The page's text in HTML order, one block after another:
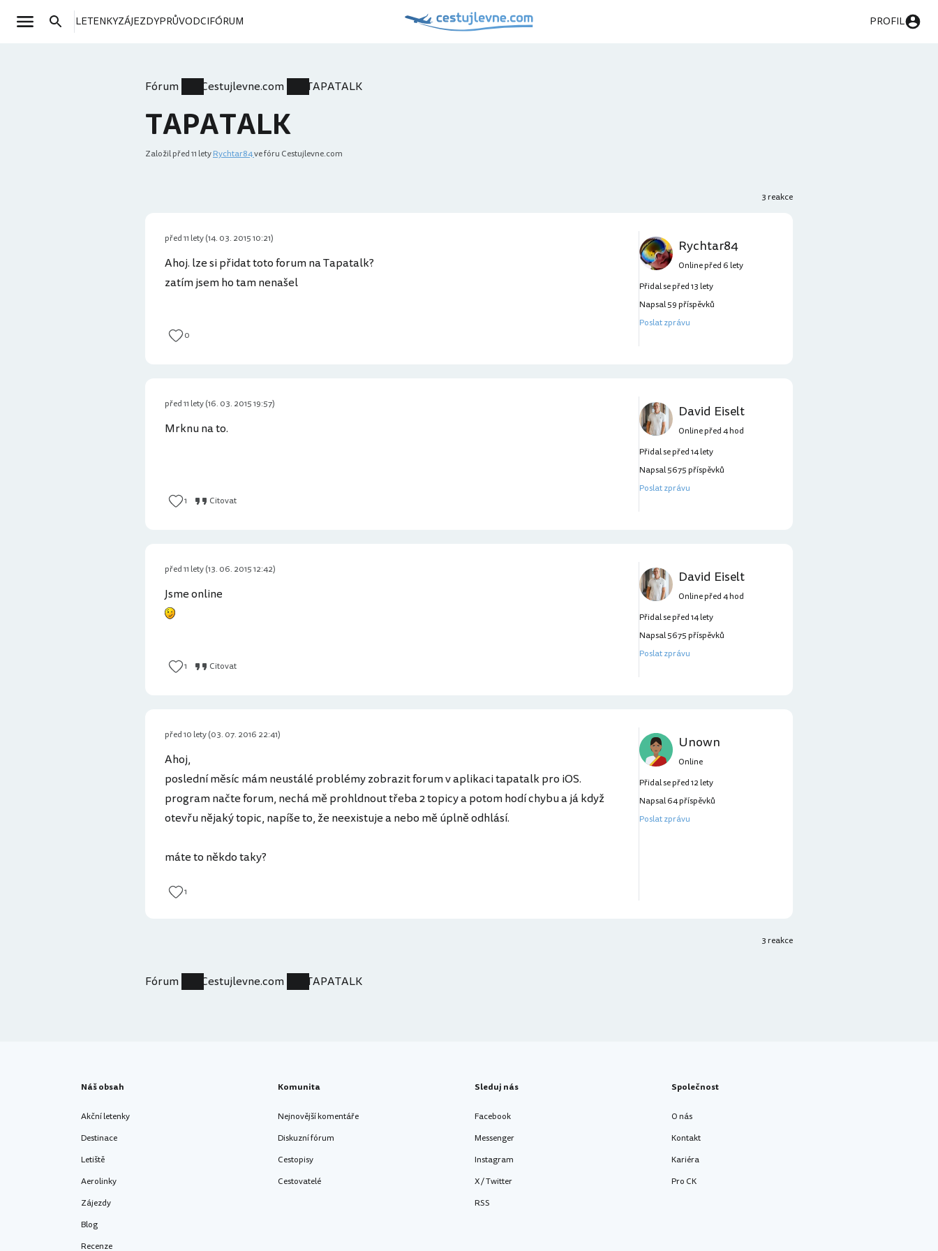
LETENKYZÁJEZDYPRŮVODCIFÓRUM PROFIL
Fórum Cestujlevne.com TAPATALK
TAPATALK
Založilpřed 11 letyRychtar84ve fóru Cestujlevne.com
3 reakce
Ahoj. lze si přidat toto forum na Tapatalk?
zatím jsem ho tam nenašel
0
Rychtar84
před 11 lety (14. 03. 2015 10:21)
Online před 6 lety
Přidal se před 13 lety
Napsal 59 příspěvků
Poslat zprávu
Mrknu na to.
1 Citovat
David Eiselt
před 11 lety (16. 03. 2015 19:57)
Online před 4 hod
Přidal se před 14 lety
Napsal 5675 příspěvků
Poslat zprávu
Jsme online
1 Citovat
David Eiselt
před 11 lety (13. 06. 2015 12:42)
Online před 4 hod
Přidal se před 14 lety
Napsal 5675 příspěvků
Poslat zprávu
Ahoj,
poslední měsíc mám neustálé problémy zobrazit forum v aplikaci tapatalk pro iOS.
program načte forum, nechá mě prohldnout třeba 2 topicy a potom hodí chybu a já když
otevřu nějaký topic, napíše to, že neexistuje a nebo mě úplně odhlásí.
máte to někdo taky?
1
Unown
před 10 lety (03. 07. 2016 22:41)
Online
Přidal se před 12 lety
Napsal 64 příspěvků
Poslat zprávu
3 reakce
Fórum Cestujlevne.com TAPATALK
Náš obsah
Akční letenky
Destinace
Letiště
Aerolinky
Zájezdy
Blog
Recenze
Komunita
Nejnovější komentáře
Diskuzní fórum
Cestopisy
Cestovatelé
Sleduj nás
Facebook
Messenger
Instagram
X / Twitter
RSS
Společnost
O nás
Kontakt
Kariéra
Pro CK